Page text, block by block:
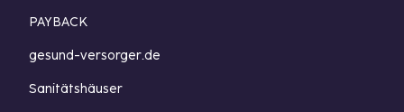
PAYBACK
gesund-versorger.de
Sanitätshäuser